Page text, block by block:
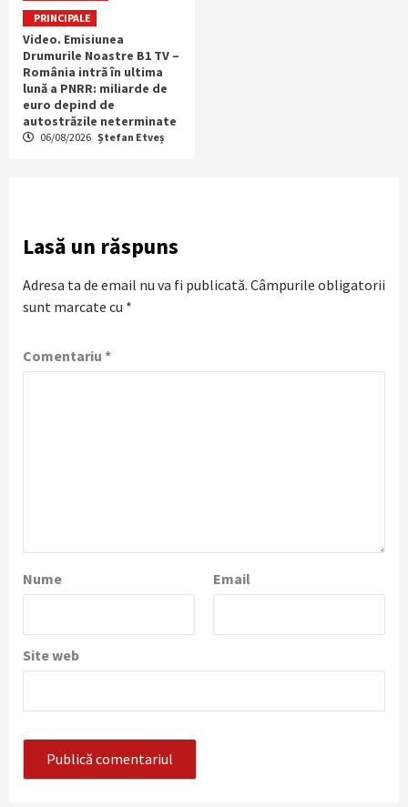
PRINCIPALE
Video. Emisiunea
Drumurile Noastre B1 TV –
România intră în ultima
lună a PNRR: miliarde de
euro depind de
autostrăzile neterminate
06/08/2026 Ștefan Etveș
Lasă un răspuns
Adresa ta de email nu va fi publicată. Câmpurile obligatorii
sunt marcate cu *
Comentariu *
Nume Email
Site web